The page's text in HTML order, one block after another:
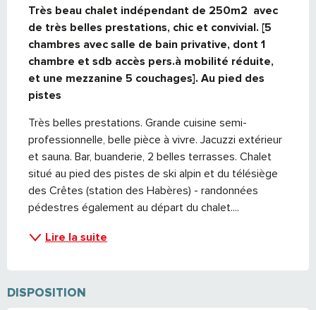
Très beau chalet indépendant de 250m2  avec
de très belles prestations, chic et convivial. [5
chambres avec salle de bain privative, dont 1
chambre et sdb accès pers.à mobilité réduite,
et une mezzanine 5 couchages]. Au pied des
pistes
Très belles prestations. Grande cuisine semi-
professionnelle, belle pièce à vivre. Jacuzzi extérieur
et sauna. Bar, buanderie, 2 belles terrasses. Chalet
situé au pied des pistes de ski alpin et du télésiège
des Crêtes (station des Habères) - randonnées
pédestres également au départ du chalet....
Lire la suite
DISPOSITION